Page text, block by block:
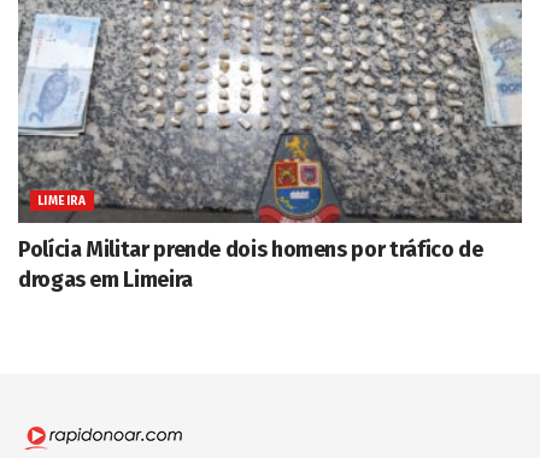
LIMEIRA
Polícia Militar prende dois homens por tráfico de
drogas em Limeira